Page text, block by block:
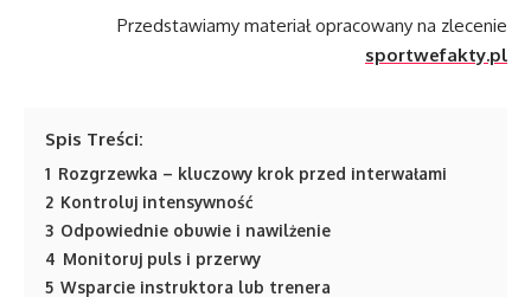
Przedstawiamy materiał opracowany na zlecenie
sportwefakty.pl
Spis Treści:
1 Rozgrzewka – kluczowy krok przed interwałami
2 Kontroluj intensywność
3 Odpowiednie obuwie i nawilżenie
4 Monitoruj puls i przerwy
5 Wsparcie instruktora lub trenera